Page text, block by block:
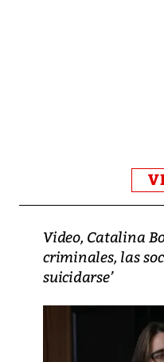
Video, Catalina
criminales, las
suicidarse’